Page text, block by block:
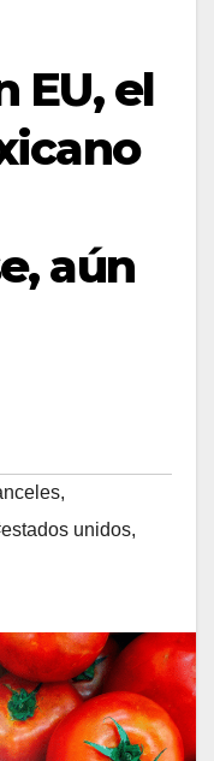
EU, el
aún
,
unidos,